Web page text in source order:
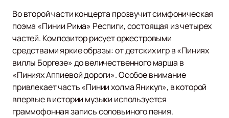
Во второй части концерта прозвучит симфоническая
поэма «Пинии Рима» Респиги, состоящая из четырех
частей. Композитор рисует оркестровыми
средствами яркие образы: от детских игр в «Пиниях
виллы Боргезе» до величественного марша в
«Пиниях Аппиевой дороги». Особое внимание
привлекает часть «Пинии холма Яникул», в которой
впервые в истории музыки используется
граммофонная запись соловьиного пения.